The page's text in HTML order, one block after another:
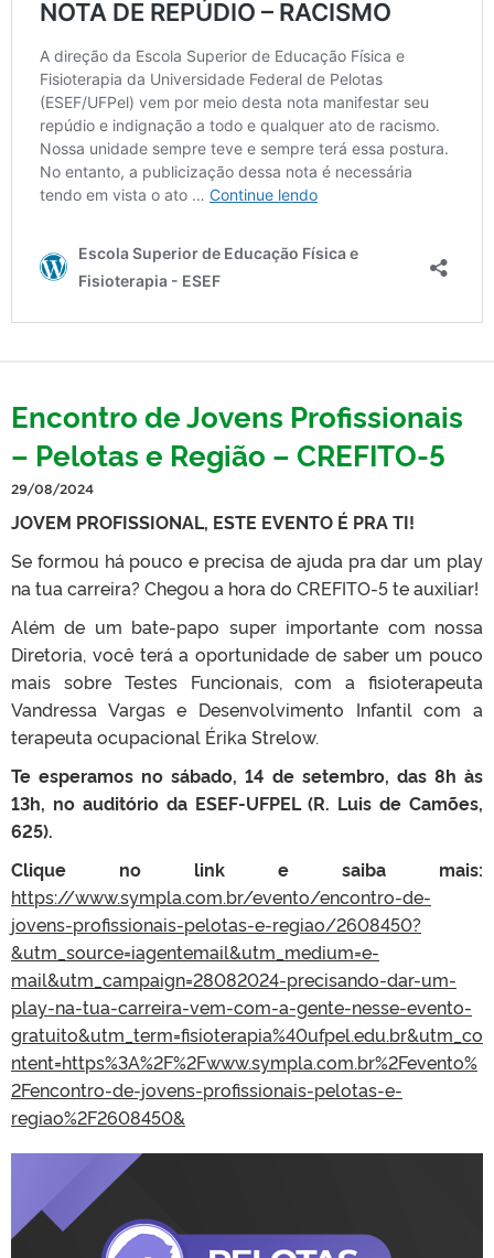
Encontro de Jovens Profissionais
– Pelotas e Região – CREFITO-5
29/08/2024
JOVEM PROFISSIONAL, ESTE EVENTO É PRA TI!
Se formou há pouco e precisa de ajuda pra dar um play
na tua carreira? Chegou a hora do CREFITO-5 te auxiliar!
Além de um bate-papo super importante com nossa
Diretoria, você terá a oportunidade de saber um pouco
mais sobre Testes Funcionais, com a fisioterapeuta
Vandressa Vargas e Desenvolvimento Infantil com a
terapeuta ocupacional Érika Strelow.
Te esperamos no sábado, 14 de setembro, das 8h às
13h, no auditório da ESEF-UFPEL (R. Luis de Camões,
625).
Clique no link e saiba mais:
https://www.sympla.com.br/evento/encontro-de-
jovens-profissionais-pelotas-e-regiao/2608450?
&utm_source=iagentemail&utm_medium=e-
mail&utm_campaign=28082024-precisando-dar-um-
play-na-tua-carreira-vem-com-a-gente-nesse-evento-
gratuito&utm_term=fisioterapia%40ufpel.edu.br&utm_co
ntent=https%3A%2F%2Fwww.sympla.com.br%2Fevento%
2Fencontro-de-jovens-profissionais-pelotas-e-
regiao%2F2608450&